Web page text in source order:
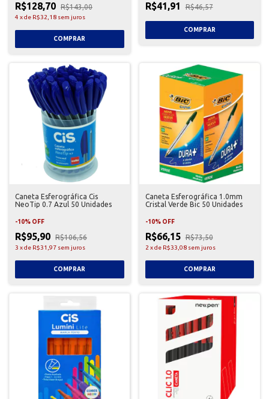
R$128,70 R$143,00
4 xde R$32,18 sem juros
R$41,91 R$46,57
Caneta Esferográfica Cis
NeoTip 0.7 Azul 50 Unidades
-10% OFF
R$95,90 R$106,56
3 xde R$31,97 sem juros
Caneta Esferográfica 1.0mm
Cristal Verde Bic 50 Unidades
-10% OFF
R$66,15 R$73,50
2 xde R$33,08 sem juros